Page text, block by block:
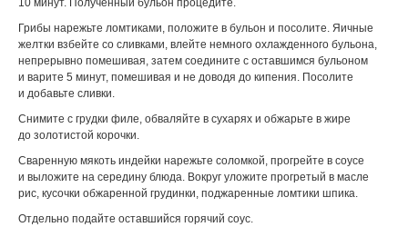
10 минут. Полученный бульон процедите.
Грибы нарежьте ломтиками, положите в бульон и посолите. Яичные
желтки взбейте со сливками, влейте немного охлажденного бульона,
непрерывно помешивая, затем соедините с оставшимся бульоном
и варите 5 минут, помешивая и не доводя до кипения. Посолите
и добавьте сливки.
Снимите с грудки филе, обваляйте в сухарях и обжарьте в жире
до золотистой корочки.
Сваренную мякоть индейки нарежьте соломкой, прогрейте в соусе
и выложите на середину блюда. Вокруг уложите прогретый в масле
рис, кусочки обжаренной грудинки, поджаренные ломтики шпика.
Отдельно подайте оставшийся горячий соус.